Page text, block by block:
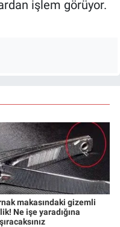
işlem görüyor.
makasındaki gizemli
Ne işe yaradığına